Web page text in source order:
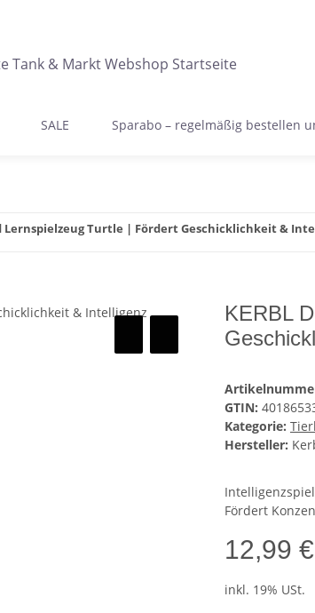
SALE Sparabo – regelmäßig bestellen
Lernspielzeug Turtle | Fördert Geschicklichkeit &
KERBL
GTIN:
Kategorie:
Hersteller:
Fördert
12,99 €
inkl. 19% USt.